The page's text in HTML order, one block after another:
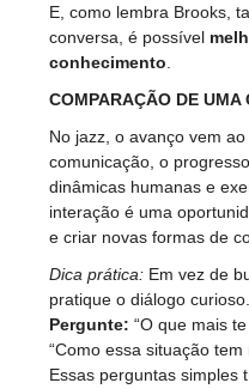
E, como lembra Brooks,
conversa, é possível
conhecimento
COMPARAÇÃO DE UMA
No jazz, o avanço vem
comunicação, o
dinâmicas humanas e
interação é uma
e criar novas formas de
Dica prática: Em vez de
pratique o diálogo curioso.
Pergunte: “O que mais
“Como essa situação
Essas perguntas simples